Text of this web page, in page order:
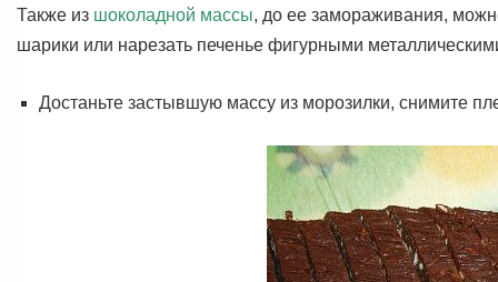
Также из шоколадной массы, до ее замораживания,
шарики или нарезать печенье фигурными
Достаньте застывшую массу из морозилки, снимите